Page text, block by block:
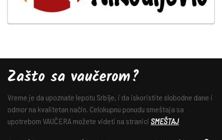
Zašto sa vaučerom?
Vreme je da upoznate lepotu Srbije, i da iskoristite slobodne dane i
odmor na kvalitetan način. Celokupnu ponudu smeštaja sa
upotrebom VAUČERA možete videti na stranici SMEŠTAJ